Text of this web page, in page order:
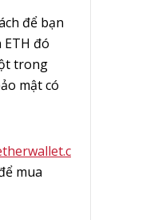
để bạn
đó
trong
mật có
mua